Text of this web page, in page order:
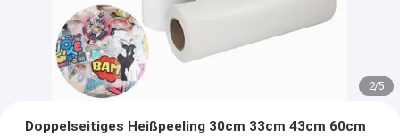
2/5
Doppelseitiges Heißpeeling 30cm 33cm 43cm 60cm